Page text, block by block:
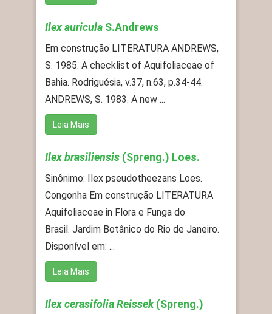
Ilex auricula S.Andrews
Em construção LITERATURA ANDREWS,
S. 1985. A checklist of Aquifoliaceae of
Bahia. Rodriguésia, v.37, n.63, p.34-44.
ANDREWS, S. 1983. A new ...
Leia Mais
Ilex brasiliensis (Spreng.) Loes.
Sinônimo: Ilex pseudotheezans Loes.
Congonha Em construção LITERATURA
Aquifoliaceae in Flora e Funga do
Brasil. Jardim Botânico do Rio de Janeiro.
Disponível em: ...
Leia Mais
Ilex cerasifolia Reissek(Spreng.)